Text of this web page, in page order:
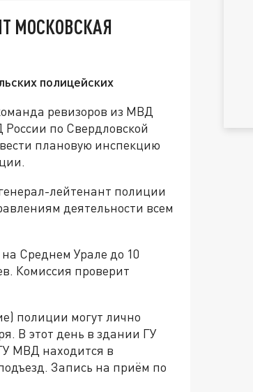
МОСКОВСКАЯ
полицейских
ревизоров из МВД
по Свердловской
плановую инспекцию
лейтенант полиции
деятельности всем
Среднем Урале до 10
Комиссия проверит
полиции могут лично
В этот день в здании ГУ
МВД находится в
Запись на приём по